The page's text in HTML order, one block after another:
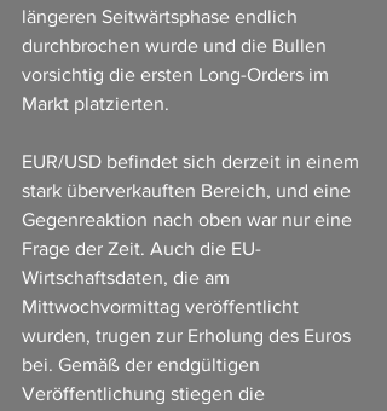
längeren Seitwärtsphase endlich
durchbrochen wurde und die Bullen
vorsichtig die ersten Long-Orders im
Markt platzierten.
EUR/USD befindet sich derzeit in einem
stark überverkauften Bereich, und eine
Gegenreaktion nach oben war nur eine
Frage der Zeit. Auch die EU-
Wirtschaftsdaten, die am
Mittwochvormittag veröffentlicht
wurden, trugen zur Erholung des Euros
bei. Gemäß der endgültigen
Veröffentlichung stiegen die